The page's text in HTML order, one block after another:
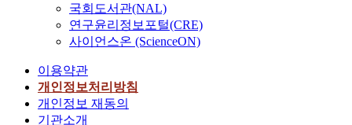
국회도서관(NAL)
연구윤리정보포털(CRE)
사이언스온 (ScienceON)
이용약관
개인정보처리방침
개인정보 재동의
기관소개